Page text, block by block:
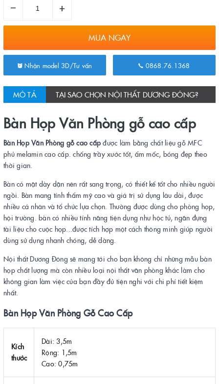
– +
MUA NGAY
Nhận model 3D/Tư vấn 0868.76.1368
MÔ TẢ TẠI SAO CHỌN NỘI THẤT DƯƠNG ĐÔNG?
Bàn Họp Văn Phòng gỗ cao cấp
Bàn Họp Văn Phòng gỗ cao cấpđược làm bằng chất liệu gỗ MFC
phủ melamin cao cấp. chống trầy xước tốt, ẩm mốc, bóng đẹp theo
thời gian.
Bàn có mặt dày dặn nên rất sang trọng, có thiết kế tốt cho nhiều người
ngồi. Bàn mang tính thẩm mỹ cao và giá trị sử dụng lâu dài, được
nhiều cá nhân và tổ chức lựa chọn. Thường được dùng cho phòng họp,
hội trường. bàn có nhiều tính năng tiện dụng như hộc tủ, ngăn đựng
tài liệu cho cuộc họp...được tích hợp một cách thông minh giúp người
dùng sử dụng nhanh chóng, dễ dàng.
Nội thất Dương Đông sẽ mang tới cho bạn không chỉ những mẫu bàn
họp chất lượng mà còn nhiều loại nội thất văn phòng khác làm cho
không gian làm việc của bạn đầy đủ tiện nghi với chi phí tiết kiệm
nhất.
Bàn Họp Văn Phòng Gỗ Cao Cấp
Kích
thước
Dài: 3,5m
Rộng: 1,5m
Cao: 0,75m